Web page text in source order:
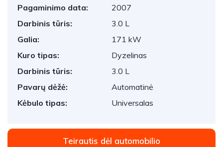
Pagaminimo data:
2007
Darbinis tūris:
3.0 L
Galia:
171 kW
Kuro tipas:
Dyzelinas
Darbinis tūris:
3.0 L
Pavarų dėžė:
Automatinė
Kėbulo tipas:
Universalas
Teirautis dėl automobilio